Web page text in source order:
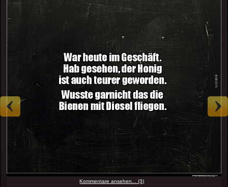
Kommentare ansehen... (3)